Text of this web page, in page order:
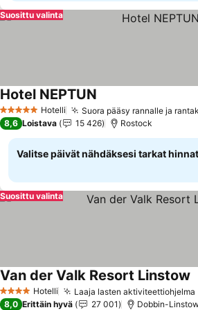
Suosittu valinta
5 Tähtiluokitus
Hotelli Suora pääsy rannalle ja
Hotel NEPTUN
8,6 Loistava 15 426 Rostock
Valitse päivät nähdäksesi tarkat hinnat
Suosittu valinta
4 Tähtiluokitus
Hotelli Laaja lasten aktiviteettiohjelma
Van der Valk Resort Linstow
8,0 Erittäin hyvä 27 001 Dobbin-